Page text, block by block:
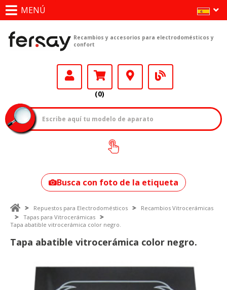
MENÚ
Recambios y accesorios para electrodomésticos y
confort
(0)
¿Cómo encontrar
tu modelo?
Busca con foto de la etiqueta
Repuestos para Electrodomésticos
Recambios Vitrocerámicas
Tapas para Vitrocerámicas
Tapa abatible vitrocerámica color negro.
Tapa abatible vitrocerámica color negro.